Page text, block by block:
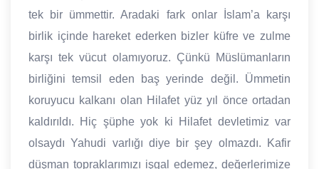
tek bir ümmettir. Aradaki fark onlar İslam’a karşı
birlik içinde hareket ederken bizler küfre ve zulme
karşı tek vücut olamıyoruz. Çünkü Müslümanların
birliğini temsil eden baş yerinde değil. Ümmetin
koruyucu kalkanı olan Hilafet yüz yıl önce ortadan
kaldırıldı. Hiç şüphe yok ki Hilafet devletimiz var
olsaydı Yahudi varlığı diye bir şey olmazdı. Kafir
düşman topraklarımızı işgal edemez, değerlerimize